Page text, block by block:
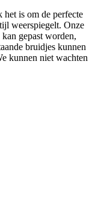
is om de perfecte
weerspiegelt. Onze
gepast worden,
bruidjes kunnen
kunnen niet wachten